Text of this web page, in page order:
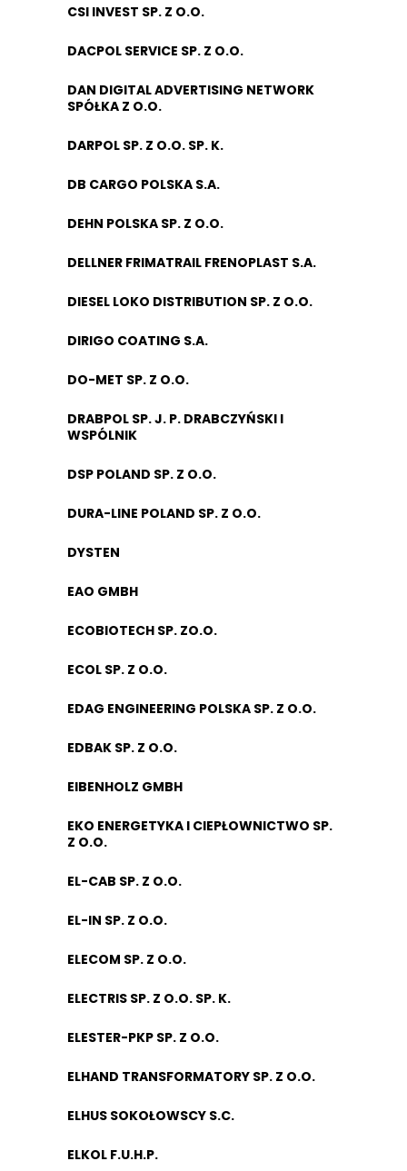
CSI INVEST SP. Z O.O.
DACPOL SERVICE SP. Z O.O.
DAN DIGITAL ADVERTISING NETWORK
SPÓŁKA Z O.O.
DARPOL SP. Z O.O. SP. K.
DB CARGO POLSKA S.A.
DEHN POLSKA SP. Z O.O.
DELLNER FRIMATRAIL FRENOPLAST S.A.
DIESEL LOKO DISTRIBUTION SP. Z O.O.
DIRIGO COATING S.A.
DO-MET SP. Z O.O.
DRABPOL SP. J. P. DRABCZYŃSKI I
WSPÓLNIK
DSP POLAND SP. Z O.O.
DURA-LINE POLAND SP. Z O.O.
DYSTEN
EAO GMBH
ECOBIOTECH SP. ZO.O.
ECOL SP. Z O.O.
EDAG ENGINEERING POLSKA SP. Z O.O.
EDBAK SP. Z O.O.
EIBENHOLZ GMBH
EKO ENERGETYKA I CIEPŁOWNICTWO SP.
Z O.O.
EL-CAB SP. Z O.O.
EL-IN SP. Z O.O.
ELECOM SP. Z O.O.
ELECTRIS SP. Z O.O. SP. K.
ELESTER-PKP SP. Z O.O.
ELHAND TRANSFORMATORY SP. Z O.O.
ELHUS SOKOŁOWSCY S.C.
ELKOL F.U.H.P.